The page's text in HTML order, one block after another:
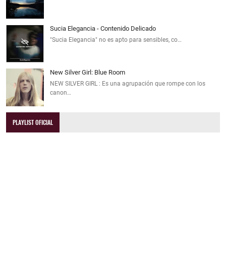
Sucia Elegancia - Contenido Delicado
"Sucia Elegancia" no es apto para sensibles, co…
New Silver Girl: Blue Room
NEW SILVER GIRL : Es una agrupación que rompe con los
canon…
PLAYLIST OFICIAL